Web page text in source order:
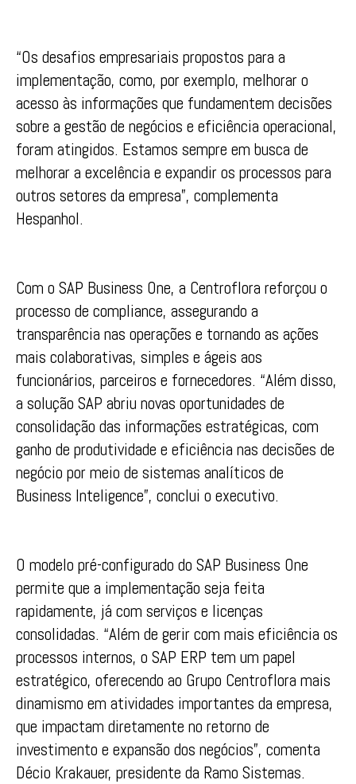
“Os desafios empresariais propostos para a
implementação, como, por exemplo, melhorar o
acesso às informações que fundamentem decisões
sobre a gestão de negócios e eficiência operacional,
foram atingidos. Estamos sempre em busca de
melhorar a excelência e expandir os processos para
outros setores da empresa”, complementa
Hespanhol.
Com o SAP Business One, a Centroflora reforçou o
processo de compliance, assegurando a
transparência nas operações e tornando as ações
mais colaborativas, simples e ágeis aos
funcionários, parceiros e fornecedores. “Além disso,
a solução SAP abriu novas oportunidades de
consolidação das informações estratégicas, com
ganho de produtividade e eficiência nas decisões de
negócio por meio de sistemas analíticos de
Business Inteligence”, conclui o executivo.
O modelo pré-configurado do SAP Business One
permite que a implementação seja feita
rapidamente, já com serviços e licenças
consolidadas. “Além de gerir com mais eficiência os
processos internos, o SAP ERP tem um papel
estratégico, oferecendo ao Grupo Centroflora mais
dinamismo em atividades importantes da empresa,
que impactam diretamente no retorno de
investimento e expansão dos negócios”, comenta
Décio Krakauer, presidente da Ramo Sistemas.